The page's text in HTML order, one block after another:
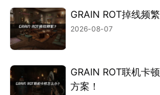
GRAIN ROT掉线频
2026-08-07
GRAIN ROT联机卡
方案！